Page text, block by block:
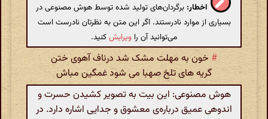
اخطار: برگردان‌های تولید شده توسط هوش مصنوعی در
بسیاری از موارد نادرستند. اگر این متن به نظرتان نادرست است
می‌توانید آن را ویرایشکنید.
# خون به مهلت مشک شد درناف آهوی ختن
گریه های تلخ صهبا می شود غمگین مباش
هوش مصنوعی: این بیت به تصویر کشیدن حسرت و
اندوهی عمیق درباره‌ی معشوق و جدایی اشاره دارد. در